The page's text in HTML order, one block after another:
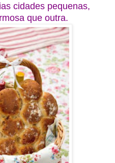
cidades pequenas,
que outra.